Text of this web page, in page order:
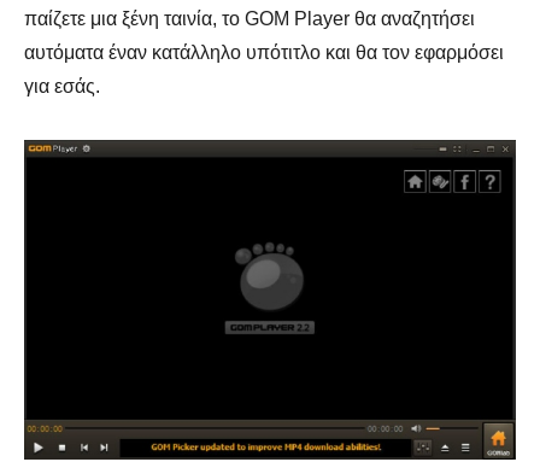
παίζετε μια ξένη ταινία, το GOM Player θα αναζητήσει
αυτόματα έναν κατάλληλο υπότιτλο και θα τον εφαρμόσει
για εσάς.